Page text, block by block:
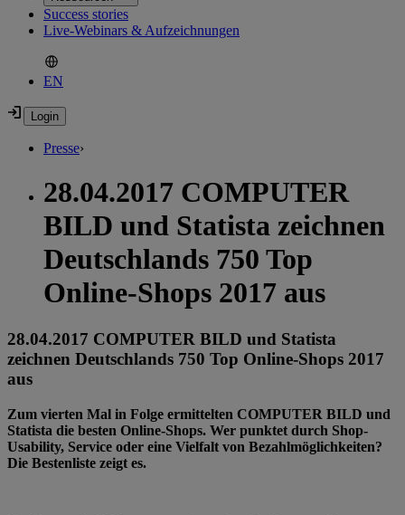
Success stories
Live-Webinars & Aufzeichnungen
EN
Presse›
28.04.2017 COMPUTER
BILD und Statista zeichnen
Deutschlands 750 Top
Online-Shops 2017 aus
28.04.2017 COMPUTER BILD und Statista
zeichnen Deutschlands 750 Top Online-Shops 2017
aus
Zum vierten Mal in Folge ermittelten COMPUTER BILD und
Statista die besten Online-Shops. Wer punktet durch Shop-
Usability, Service oder eine Vielfalt von Bezahlmöglichkeiten?
Die Bestenliste zeigt es.